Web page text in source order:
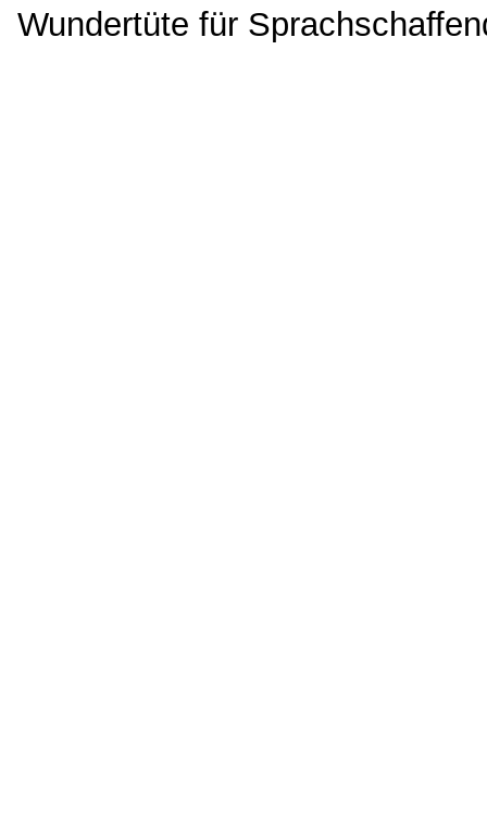
Wundertüte für